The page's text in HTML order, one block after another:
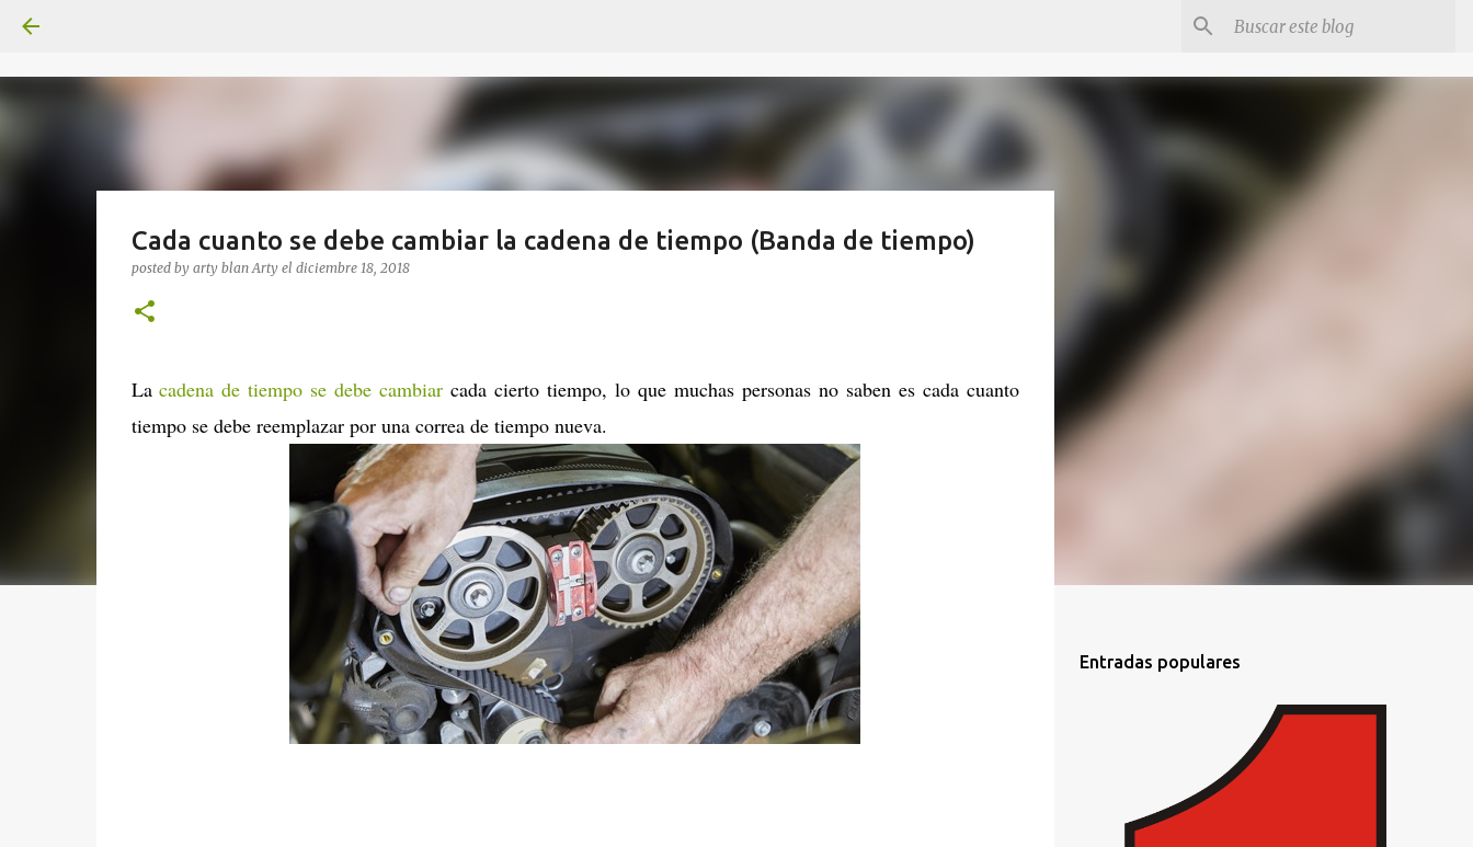
Cada cuanto se debe cambiar la cadena de tiempo (Banda de tiempo)
posted by arty blanArty el diciembre 18, 2018
Lacadena de tiempo se debe cambiar cada cierto tiempo, lo que muchas personas no saben es cada cuanto
tiempo se debe reemplazar por una correa de tiempo nueva.
Entradas populares